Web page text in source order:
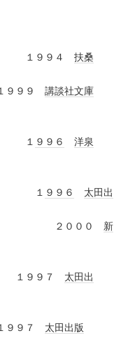
に改題）
４ 扶桑
９９ 講談社文庫
９９６
洋泉
９９６
太田出
０ 新
７ 太田出
７ 太田出版